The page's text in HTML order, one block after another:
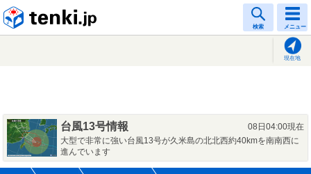
検索 メニュー
現在地
台風13号情報
08日04:00現在
大型で非常に強い台風13号が久米島の北北西約40kmを南南西に
進んでいます